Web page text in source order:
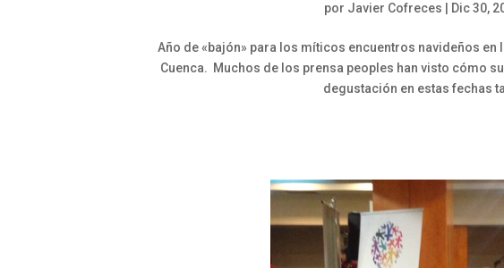
por Javier Cofreces Dic 30,
Año de «bajón» para los míticos encuentros navideños
Cuenca. Muchos de los prensa peoples han visto cómo
degustación en estas fechas